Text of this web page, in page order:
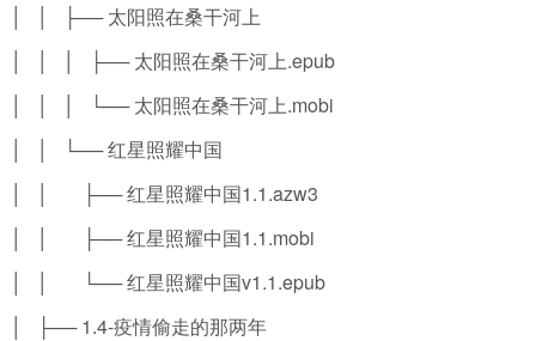
│ │ ├── 太阳照在桑干河上
│ │ │ ├── 太阳照在桑干河上.epub
│ │ │ └── 太阳照在桑干河上.mobi
│ │ └── 红星照耀中国
│ │ ├── 红星照耀中国1.1.azw3
│ │ ├── 红星照耀中国1.1.mobi
│ │ └── 红星照耀中国v1.1.epub
│ ├── 1.4-疫情偷走的那两年